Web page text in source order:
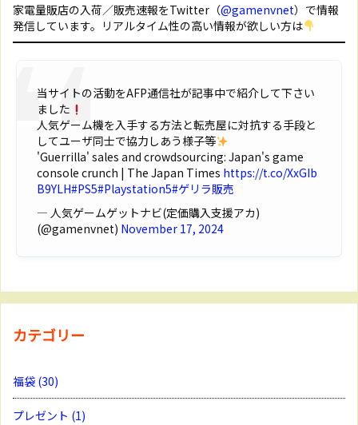
家電量販店の入荷／販売速報をTwitter（@gamenvnet）で情報
発信しています。リアルタイム性の高い情報が欲しい方は
当サイトの活動をAFP通信社が記事中で紹介して下さい
ました
人気ゲーム機を入手する方法と転売屋に対抗する手段と
してユーザ同士で協力しあう様子等
'Guerrilla' sales and crowdsourcing: Japan's game
console crunch | The Japan Times https://t.co/XxGIb
B9YLH#PS5#Playstation5#ゲリラ販売
— 人気ゲームゲットナビ(定価購入支援アカ)
(@gamenvnet) November 17, 2024
カテゴリー
福袋 (30)
プレゼント (1)